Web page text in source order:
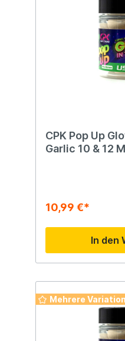
CPK Pop Up
Garlic 10 & 12
10,99 €*
In den
Mehrere